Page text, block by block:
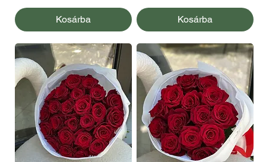
Kosárba Kosárba